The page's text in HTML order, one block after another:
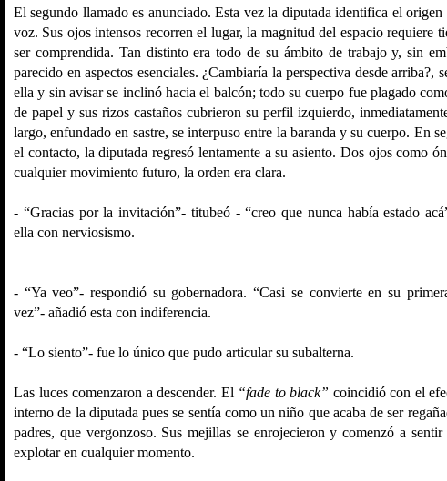
El segundo llamado es anunciado. Esta vez la diputada identifica el origen
voz. Sus ojos intensos recorren el lugar, la magnitud del espacio requiere
ser comprendida. Tan distinto era todo de su ámbito de trabajo y, sin
parecido en aspectos esenciales. ¿Cambiaría la perspectiva desde arriba?,
ella y sin avisar se inclinó hacia el balcón; todo su cuerpo fue plagado
de papel y sus rizos castaños cubrieron su perfil izquierdo,
largo, enfundado en sastre, se interpuso entre la baranda y su cuerpo. En
el contacto, la diputada regresó lentamente a su asiento. Dos ojos como
cualquier movimiento futuro, la orden era clara.
- “Gracias por la invitación”- titubeó - “creo que nunca había estado
ella con nerviosismo.
- “Ya veo”- respondió su gobernadora. “Casi se convierte en su
vez”- añadió esta con indiferencia.
- “Lo siento”- fue lo único que pudo articular su subalterna.
Las luces comenzaron a descender. El “fade to black” coincidió con el
interno de la diputada pues se sentía como un niño que acaba de ser
padres, que vergonzoso. Sus mejillas se enrojecieron y comenzó a sentir
explotar en cualquier momento.